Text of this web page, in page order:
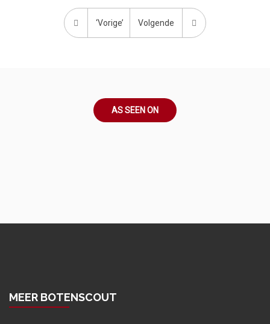
‘Vorige’ Volgende
AS SEEN ON
MEER BOTENSCOUT